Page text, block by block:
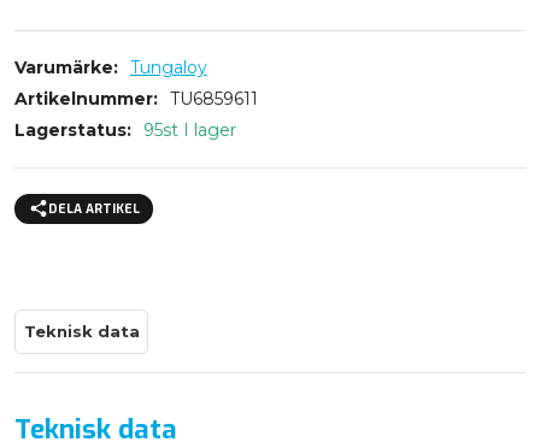
Varumärke
Tungaloy
Artikelnummer
TU6859611
Lagerstatus
95st I lager
DELA ARTIKEL
Teknisk data
Teknisk data